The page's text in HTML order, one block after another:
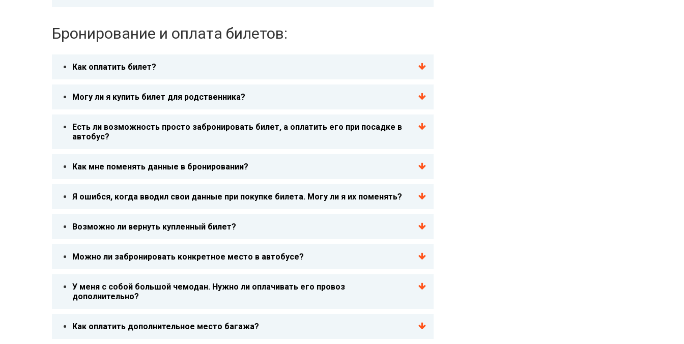
Бронирование и оплата билетов:
Как оплатить билет?
Могу ли я купить билет для родственника?
Есть ли возможность просто забронировать билет, а оплатить его при посадке в
автобус?
Как мне поменять данные в бронировании?
Я ошибся, когда вводил свои данные при покупке билета. Могу ли я их поменять?
Возможно ли вернуть купленный билет?
Можно ли забронировать конкретное место в автобусе?
У меня с собой большой чемодан. Нужно ли оплачивать его провоз
дополнительно?
Как оплатить дополнительное место багажа?